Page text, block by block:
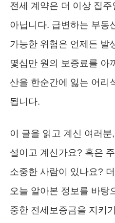
전세 계약은 더 이상 집
아닙니다. 급변하는 부동
가능한 위험은 언제든 발
몇십만 원의 보증료를 아
산을 한순간에 잃는 어리
됩니다.
이 글을 읽고 계신 여러
설이고 계신가요? 혹은
소중한 사람이 있나요?
오늘 알아본 정보를 바탕
중한 전세보증금을 지키